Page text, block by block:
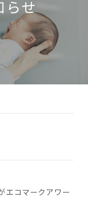
らせ
エコマークアワー